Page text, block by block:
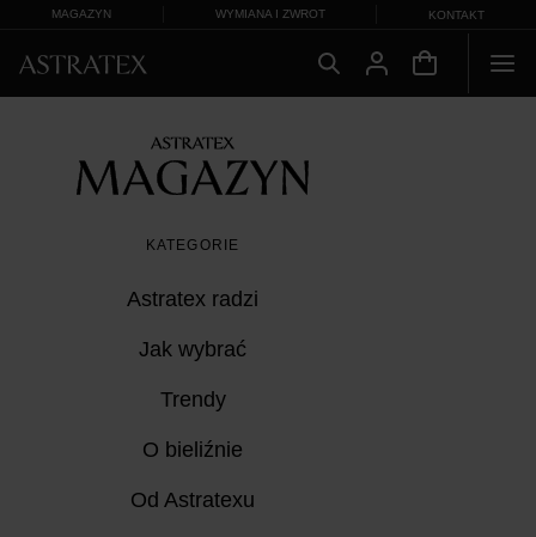
MAGAZYN WYMIANA I ZWROT KONTAKT
KATEGORIE
Astratex radzi
Jak wybrać
Trendy
O bieliźnie
Od Astratexu